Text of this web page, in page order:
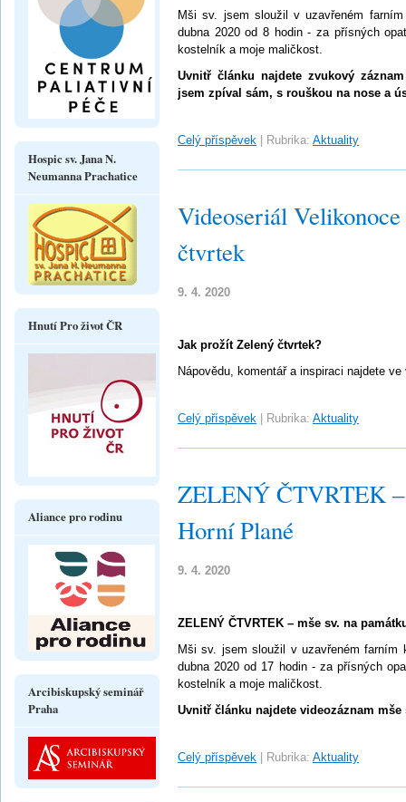
Mši sv. jsem sloužil v uzavřeném
dubna 2020 od 8 hodin - za přísných
kostelník a moje maličkost.
Uvnitř článku najdete zvukový
jsem zpíval sám, s rouškou na nose a
Celý příspěvek Rubrika: Aktuality
Videoseriál
čtvrtek
9. 4. 2020
Jak prožít Zelený čtvrtek?
Nápovědu, komentář a inspiraci najdete
Celý příspěvek Rubrika: Aktuality
ZELENÝ ČTVRTEK –
Horní Plané
9. 4. 2020
ZELENÝ ČTVRTEK – mše sv. na
Mši sv. jsem sloužil v uzavřeném
dubna 2020 od 17 hodin - za přísných
kostelník a moje maličkost.
Uvnitř článku najdete videozáznam mše
Celý příspěvek Rubrika: Aktuality
Hospic sv. Jana N.
Neumanna Prachatice
Hnutí Pro život ČR
Aliance pro rodinu
Arcibiskupský seminář
Praha